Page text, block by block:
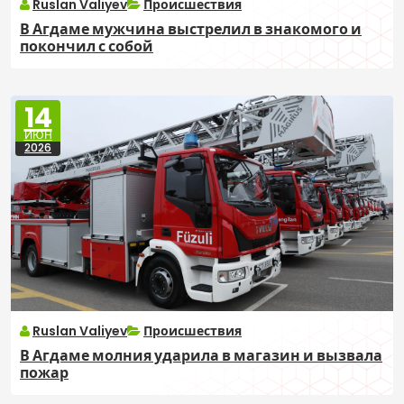
Ruslan Valiyev Происшествия
В Агдаме мужчина выстрелил в знакомого и
покончил с собой
14
ИЮН
2026
Ruslan Valiyev Происшествия
В Агдаме молния ударила в магазин и вызвала
пожар